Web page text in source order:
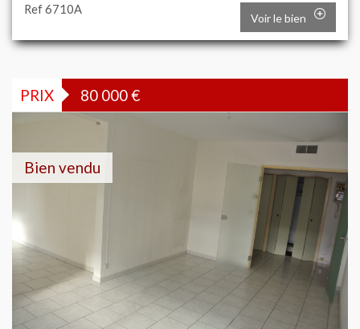
Ref 6710A
Voir le bien
PRIX 80 000€
Bien vendu